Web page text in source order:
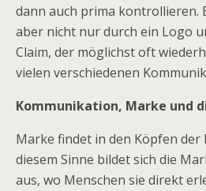
dann auch prima kontrollieren.
aber nicht nur durch ein Logo
Claim, der möglichst oft
vielen verschiedenen
Kommunikation, Marke und
Marke findet in den Köpfen der
diesem Sinne bildet sich die
aus, wo Menschen sie direkt